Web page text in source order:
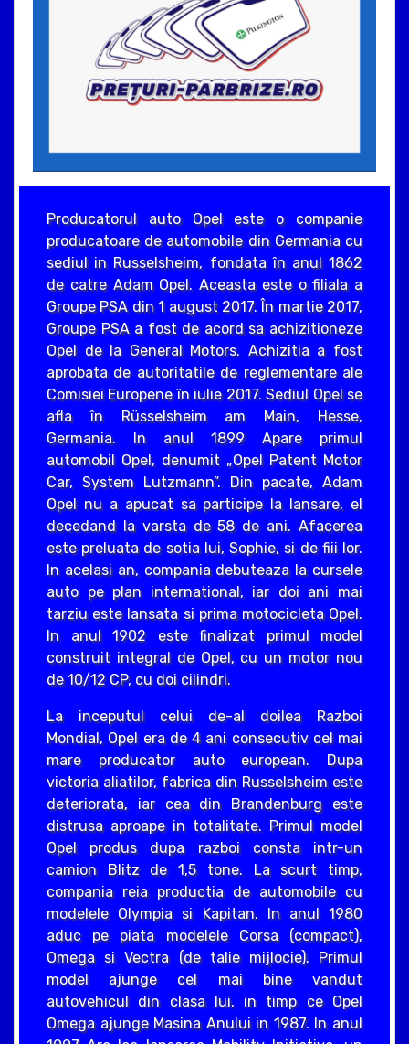
Producatorul auto Opel este o companie
producatoare de automobile din Germania cu
sediul in Russelsheim, fondata în anul 1862
de catre Adam Opel. Aceasta este o filiala a
Groupe PSA din 1 august 2017. În martie 2017,
Groupe PSA a fost de acord sa achizitioneze
Opel de la General Motors. Achizitia a fost
aprobata de autoritatile de reglementare ale
Comisiei Europene în iulie 2017. Sediul Opel se
afla în Rüsselsheim am Main, Hesse,
Germania. In anul 1899 Apare primul
automobil Opel, denumit „Opel Patent Motor
Car, System Lutzmann”. Din pacate, Adam
Opel nu a apucat sa participe la lansare, el
decedand la varsta de 58 de ani. Afacerea
este preluata de sotia lui, Sophie, si de fiii lor.
In acelasi an, compania debuteaza la cursele
auto pe plan international, iar doi ani mai
tarziu este lansata si prima motocicleta Opel.
In anul 1902 este finalizat primul model
construit integral de Opel, cu un motor nou
de 10/12 CP, cu doi cilindri.
La inceputul celui de-al doilea Razboi
Mondial, Opel era de 4 ani consecutiv cel mai
mare producator auto european. Dupa
victoria aliatilor, fabrica din Russelsheim este
deteriorata, iar cea din Brandenburg este
distrusa aproape in totalitate. Primul model
Opel produs dupa razboi consta intr-un
camion Blitz de 1,5 tone. La scurt timp,
compania reia productia de automobile cu
modelele Olympia si Kapitan. In anul 1980
aduc pe piata modelele Corsa (compact),
Omega si Vectra (de talie mijlocie). Primul
model ajunge cel mai bine vandut
autovehicul din clasa lui, in timp ce Opel
Omega ajunge Masina Anului in 1987. In anul